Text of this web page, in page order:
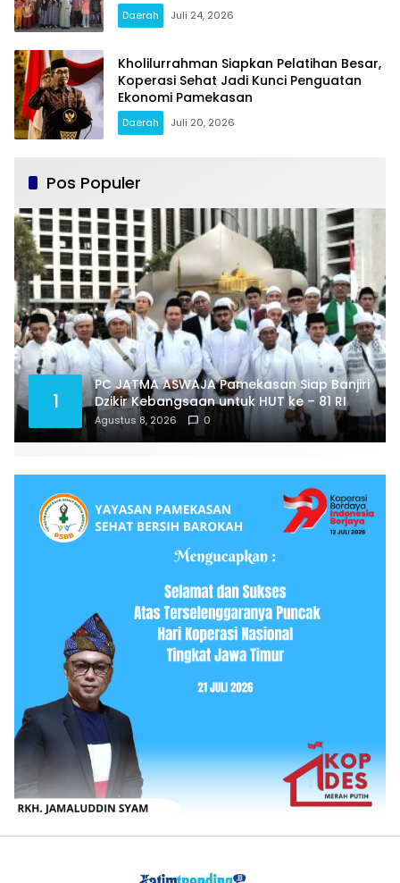
Daerah Juli 24, 2026
Kholilurrahman Siapkan Pelatihan Besar,
Koperasi Sehat Jadi Kunci Penguatan
Ekonomi Pamekasan
Daerah Juli 20, 2026
Pos Populer
1
PC JATMA ASWAJA Pamekasan Siap Banjiri
Dzikir Kebangsaan untuk HUT ke – 81 RI
Agustus 8, 2026 0